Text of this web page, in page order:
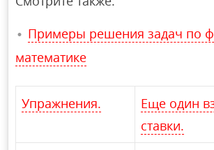
Примеры решения задач по
математике
Упражнения.
Еще один
ставки.